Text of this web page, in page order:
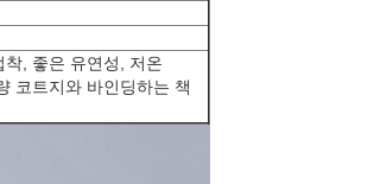
, 좋은 유연성, 저온
코트지와 바인딩하는 책